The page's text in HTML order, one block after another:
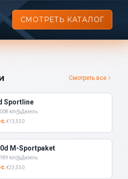
СМОТРЕТЬ КАТАЛОГ
Смотреть все
Sportline
km Дизель
€13,550
M-Sportpaket
km Дизель
€23,550